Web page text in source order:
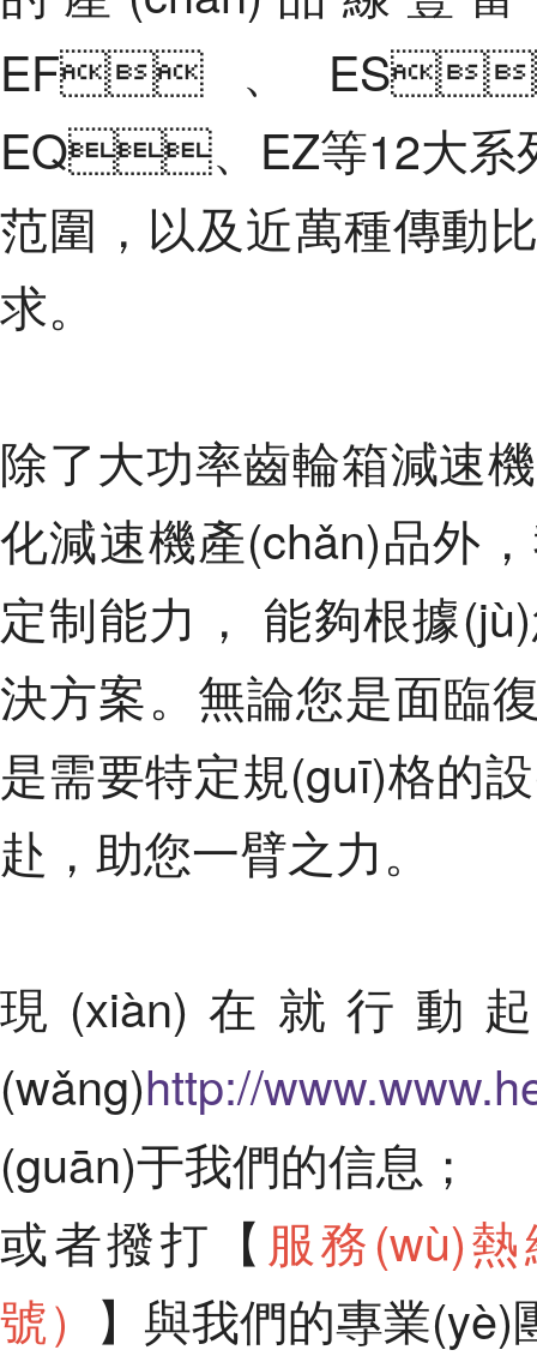
EF、
EQ、EZ等12大系
范圍，以及近萬種傳動
求。
除了大功率齒輪箱減速
化減速機產(chǎn)品外
定制能力， 能夠根
決方案。無論您是面
是需要特定規(guī)格的
赴，助您一臂之力。
現(xiàn)在就行動
(wǎng)http://
(guān)于我們的信息；
或者撥打【 服務(wù)
號） 】與我們的專業